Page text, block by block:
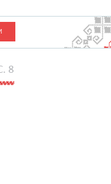
8